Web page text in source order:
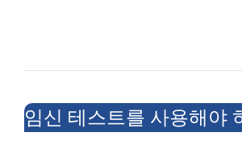
임신 테스트를 사용해야